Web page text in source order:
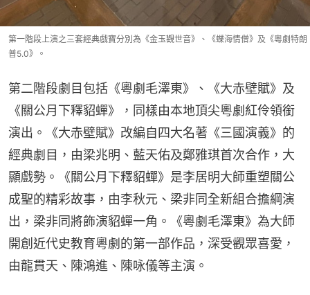
第一階段上演之三套經典戲寶分別為《金玉觀世音》、《蝶海情僧》及《粵劇特朗
普5.0》。
第二階段劇目包括《粵劇毛澤東》、《大赤壁賦》及
《關公月下釋貂蟬》，同樣由本地頂尖粵劇紅伶領銜
演出。《大赤壁賦》改編自四大名著《三國演義》的
經典劇目，由梁兆明、藍天佑及鄭雅琪首次合作，大
顯戲勢。《關公月下釋貂蟬》是李居明大師重塑關公
成聖的精彩故事，由李秋元、梁非同全新組合擔綱演
出，梁非同將飾演貂蟬一角。《粵劇毛澤東》為大師
開創近代史教育粵劇的第一部作品，深受觀眾喜愛，
由龍貫天、陳鴻進、陳咏儀等主演。